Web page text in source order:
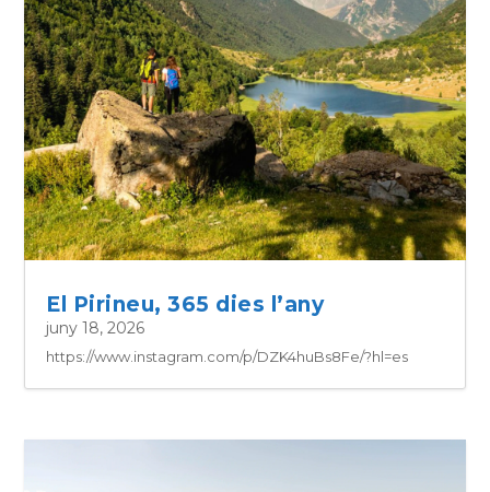
El Pirineu, 365 dies l’any
juny 18, 2026
https://www.instagram.com/p/DZK4huBs8Fe/?hl=es